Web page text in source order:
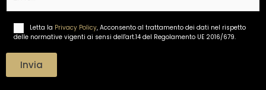
a
Letta la Privacy Policy, Acconsento al trattamento dei dati nel rispetto
delle normative vigenti ai sensi dell'art.14 del Regolamento UE 2016/679.
Invia